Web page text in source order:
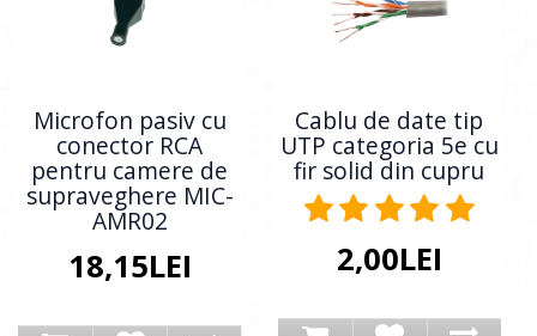
Microfon pasiv cu
conector RCA
pentru camere de
supraveghere MIC-
AMR02
18,15LEI
Cablu de date tip
UTP categoria 5e cu
fir solid din cupru
2,00LEI